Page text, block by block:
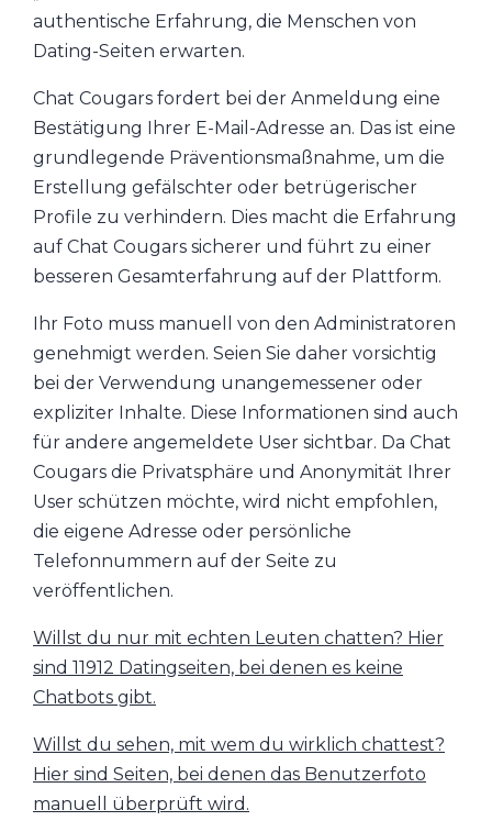
authentische Erfahrung, die Menschen von
Dating-Seiten erwarten.
Chat Cougars fordert bei der Anmeldung eine
Bestätigung Ihrer E-Mail-Adresse an. Das ist eine
grundlegende Präventionsmaßnahme, um die
Erstellung gefälschter oder betrügerischer
Profile zu verhindern. Dies macht die Erfahrung
auf Chat Cougars sicherer und führt zu einer
besseren Gesamterfahrung auf der Plattform.
Ihr Foto muss manuell von den Administratoren
genehmigt werden. Seien Sie daher vorsichtig
bei der Verwendung unangemessener oder
expliziter Inhalte. Diese Informationen sind auch
für andere angemeldete User sichtbar. Da Chat
Cougars die Privatsphäre und Anonymität Ihrer
User schützen möchte, wird nicht empfohlen,
die eigene Adresse oder persönliche
Telefonnummern auf der Seite zu
veröffentlichen.
Willst du nur mit echten Leuten chatten? Hier
sind 11912 Datingseiten, bei denen es keine
Chatbots gibt.
Willst du sehen, mit wem du wirklich chattest?
Hier sind Seiten, bei denen das Benutzerfoto
manuell überprüft wird.